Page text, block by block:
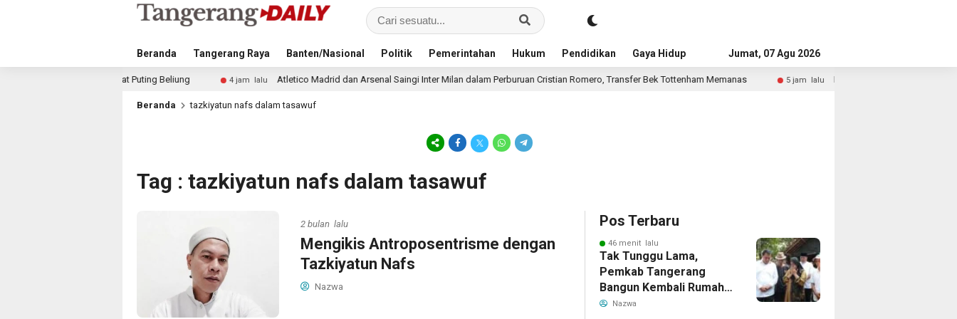
Beranda Tangerang Raya Banten/Nasional Politik Pemerintahan Hukum Pendidikan Gaya Hidup Advertorial
Jumat, 07 Agu 2026
4 jam lalu Atletico Madrid dan Arsenal Saingi Inter Milan dalam Perburuan Cristian Romero, Transfer Bek Tottenham Memanas 5 jam lalu Bandara Husein Sastranegara Kembali Layani
Beranda tazkiyatun nafs dalam tasawuf
Tag : tazkiyatun nafs dalam tasawuf
2 bulan lalu
Mengikis Antroposentrisme dengan
Tazkiyatun Nafs
Nazwa
Pos Terbaru
46 menit lalu
Tak Tunggu Lama,
Pemkab Tangerang
Bangun Kembali Rumah
Warga yang Roboh
Nazwa